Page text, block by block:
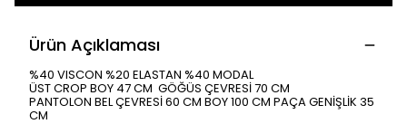
Ürün Açıklaması
%40 VISCON %20 ELASTAN %40 MODAL
ÜST CROP BOY 47 CM GÖĞÜS ÇEVRESİ 70 CM
PANTOLON BEL ÇEVRESİ 60 CM BOY 100 CM PAÇA GENİŞLİK 35
CM